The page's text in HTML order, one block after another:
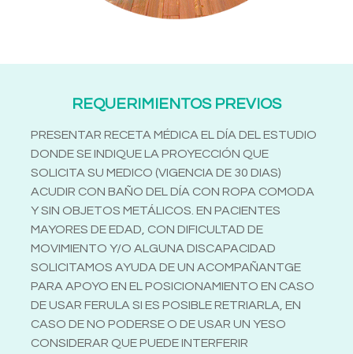
REQUERIMIENTOS PREVIOS
PRESENTAR RECETA MÉDICA EL DÍA DEL ESTUDIO
DONDE SE INDIQUE LA PROYECCIÓN QUE
SOLICITA SU MEDICO (VIGENCIA DE 30 DIAS)
ACUDIR CON BAÑO DEL DÍA CON ROPA COMODA
Y SIN OBJETOS METÁLICOS. EN PACIENTES
MAYORES DE EDAD, CON DIFICULTAD DE
MOVIMIENTO Y/O ALGUNA DISCAPACIDAD
SOLICITAMOS AYUDA DE UN ACOMPAÑANTGE
PARA APOYO EN EL POSICIONAMIENTO EN CASO
DE USAR FERULA SI ES POSIBLE RETRIARLA, EN
CASO DE NO PODERSE O DE USAR UN YESO
CONSIDERAR QUE PUEDE INTERFERIR